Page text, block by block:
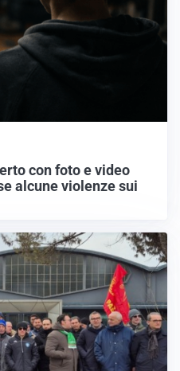
con foto e video
alcune violenze sui